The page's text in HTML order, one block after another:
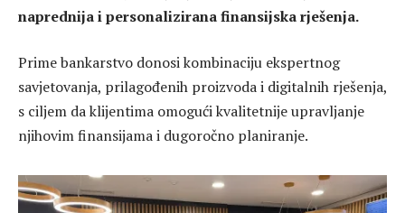
naprednija i personalizirana finansijska rješenja.
Prime bankarstvo donosi kombinaciju ekspertnog
savjetovanja, prilagođenih proizvoda i digitalnih rješenja,
s ciljem da klijentima omogući kvalitetnije upravljanje
njihovim finansijama i dugoročno planiranje.